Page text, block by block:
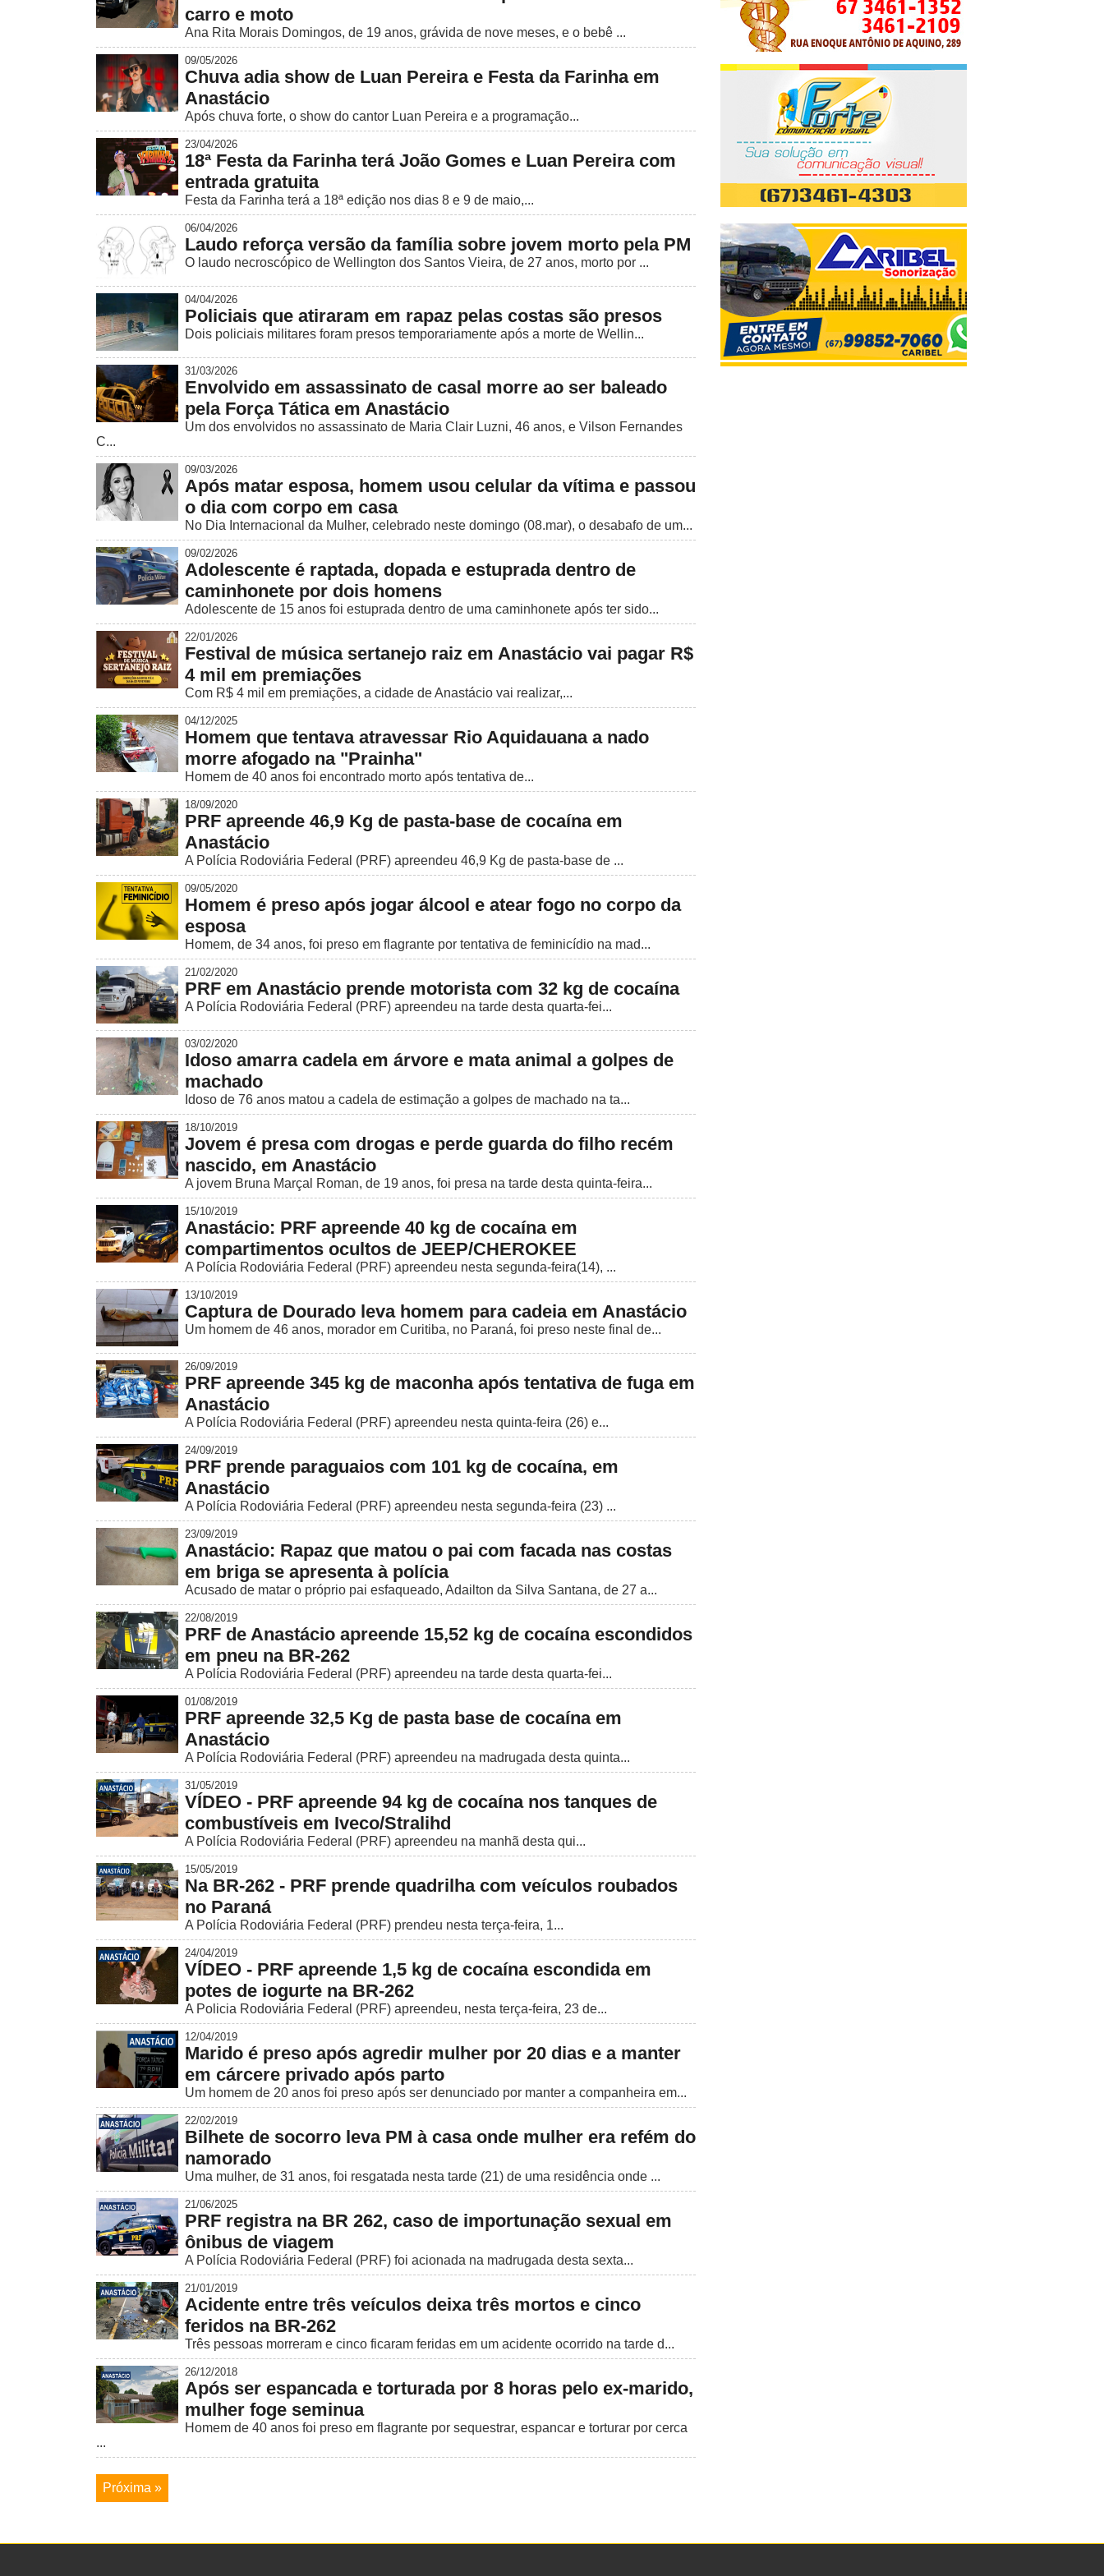
carro e moto
Ana Rita Morais Domingos, de 19 anos, grávida de nove meses, e o bebê ...
09/05/2026
Chuva adia show de Luan Pereira e Festa da Farinha em
Anastácio
Após chuva forte, o show do cantor Luan Pereira e a programação...
23/04/2026
18ª Festa da Farinha terá João Gomes e Luan Pereira com
entrada gratuita
Festa da Farinha terá a 18ª edição nos dias 8 e 9 de maio,...
06/04/2026
Laudo reforça versão da família sobre jovem morto pela PM
O laudo necroscópico de Wellington dos Santos Vieira, de 27 anos, morto por ...
04/04/2026
Policiais que atiraram em rapaz pelas costas são presos
Dois policiais militares foram presos temporariamente após a morte de Wellin...
31/03/2026
Envolvido em assassinato de casal morre ao ser baleado
pela Força Tática em Anastácio
Um dos envolvidos no assassinato de Maria Clair Luzni, 46 anos, e Vilson Fernandes
C...
09/03/2026
Após matar esposa, homem usou celular da vítima e passou
o dia com corpo em casa
No Dia Internacional da Mulher, celebrado neste domingo (08.mar), o desabafo de um...
09/02/2026
Adolescente é raptada, dopada e estuprada dentro de
caminhonete por dois homens
Adolescente de 15 anos foi estuprada dentro de uma caminhonete após ter sido...
22/01/2026
Festival de música sertanejo raiz em Anastácio vai pagar R$
4 mil em premiações
Com R$ 4 mil em premiações, a cidade de Anastácio vai realizar,...
04/12/2025
Homem que tentava atravessar Rio Aquidauana a nado
morre afogado na "Prainha"
Homem de 40 anos foi encontrado morto após tentativa de...
18/09/2020
PRF apreende 46,9 Kg de pasta-base de cocaína em
Anastácio
A Polícia Rodoviária Federal (PRF) apreendeu 46,9 Kg de pasta-base de ...
09/05/2020
Homem é preso após jogar álcool e atear fogo no corpo da
esposa
Homem, de 34 anos, foi preso em flagrante por tentativa de feminicídio na mad...
21/02/2020
PRF em Anastácio prende motorista com 32 kg de cocaína
A Polícia Rodoviária Federal (PRF) apreendeu na tarde desta quarta-fei...
03/02/2020
Idoso amarra cadela em árvore e mata animal a golpes de
machado
Idoso de 76 anos matou a cadela de estimação a golpes de machado na ta...
18/10/2019
Jovem é presa com drogas e perde guarda do filho recém
nascido, em Anastácio
A jovem Bruna Marçal Roman, de 19 anos, foi presa na tarde desta quinta-feira...
15/10/2019
Anastácio: PRF apreende 40 kg de cocaína em
compartimentos ocultos de JEEP/CHEROKEE
A Polícia Rodoviária Federal (PRF) apreendeu nesta segunda-feira(14), ...
13/10/2019
Captura de Dourado leva homem para cadeia em Anastácio
Um homem de 46 anos, morador em Curitiba, no Paraná, foi preso neste final de...
26/09/2019
PRF apreende 345 kg de maconha após tentativa de fuga em
Anastácio
A Polícia Rodoviária Federal (PRF) apreendeu nesta quinta-feira (26) e...
24/09/2019
PRF prende paraguaios com 101 kg de cocaína, em
Anastácio
A Polícia Rodoviária Federal (PRF) apreendeu nesta segunda-feira (23) ...
23/09/2019
Anastácio: Rapaz que matou o pai com facada nas costas
em briga se apresenta à polícia
Acusado de matar o próprio pai esfaqueado, Adailton da Silva Santana, de 27 a...
22/08/2019
PRF de Anastácio apreende 15,52 kg de cocaína escondidos
em pneu na BR-262
A Polícia Rodoviária Federal (PRF) apreendeu na tarde desta quarta-fei...
01/08/2019
PRF apreende 32,5 Kg de pasta base de cocaína em
Anastácio
A Polícia Rodoviária Federal (PRF) apreendeu na madrugada desta quinta...
31/05/2019
VÍDEO - PRF apreende 94 kg de cocaína nos tanques de
combustíveis em Iveco/Stralihd
A Polícia Rodoviária Federal (PRF) apreendeu na manhã desta qui...
15/05/2019
Na BR-262 - PRF prende quadrilha com veículos roubados
no Paraná
A Polícia Rodoviária Federal (PRF) prendeu nesta terça-feira, 1...
24/04/2019
VÍDEO - PRF apreende 1,5 kg de cocaína escondida em
potes de iogurte na BR-262
A Policia Rodoviária Federal (PRF) apreendeu, nesta terça-feira, 23 de...
12/04/2019
Marido é preso após agredir mulher por 20 dias e a manter
em cárcere privado após parto
Um homem de 20 anos foi preso após ser denunciado por manter a companheira em...
22/02/2019
Bilhete de socorro leva PM à casa onde mulher era refém do
namorado
Uma mulher, de 31 anos, foi resgatada nesta tarde (21) de uma residência onde ...
21/06/2025
PRF registra na BR 262, caso de importunação sexual em
ônibus de viagem
A Polícia Rodoviária Federal (PRF) foi acionada na madrugada desta sexta...
21/01/2019
Acidente entre três veículos deixa três mortos e cinco
feridos na BR-262
Três pessoas morreram e cinco ficaram feridas em um acidente ocorrido na tarde d...
26/12/2018
Após ser espancada e torturada por 8 horas pelo ex-marido,
mulher foge seminua
Homem de 40 anos foi preso em flagrante por sequestrar, espancar e torturar por cerca
...
Próxima »